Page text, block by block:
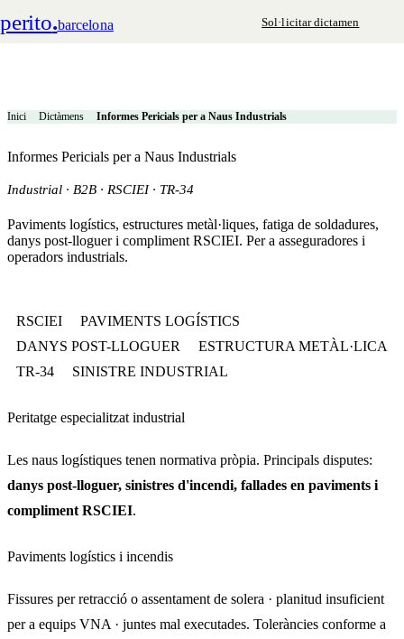
perito.barcelona Sol·licitar dictamen
Inici Dictàmens Informes Pericials per a Naus Industrials
Informes Pericials per a Naus Industrials
Industrial · B2B · RSCIEI · TR-34
Paviments logístics, estructures metàl·liques, fatiga de soldadures,
danys post-lloguer i compliment RSCIEI. Per a asseguradores i
operadors industrials.
RSCIEI
PAVIMENTS LOGÍSTICS
DANYS POST-LLOGUER
ESTRUCTURA METÀL·LICA
TR-34
SINISTRE INDUSTRIAL
Peritatge especialitzat industrial
Les naus logístiques tenen normativa pròpia. Principals disputes:
danys post-lloguer, sinistres d'incendi, fallades en paviments i
compliment RSCIEI.
Paviments logístics i incendis
Fissures per retracció o assentament de solera · planitud insuficient
per a equips VNA · juntes mal executades. Toleràncies conforme a